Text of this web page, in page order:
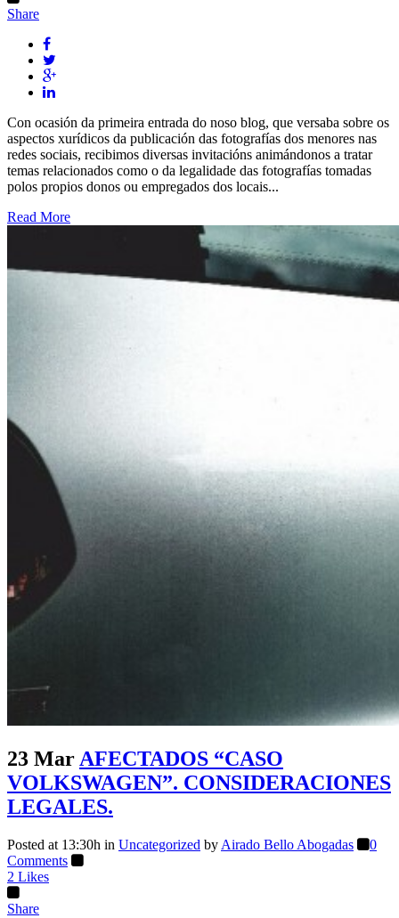
Share
Con ocasión da primeira entrada do noso blog, que versaba sobre os
aspectos xurídicos da publicación das fotografías dos menores nas
redes sociais, recibimos diversas invitacións animándonos a tratar
temas relacionados como o da legalidade das fotografías tomadas
polos propios donos ou empregados dos locais...
Read More
23 Mar AFECTADOS “CASO
VOLKSWAGEN”. CONSIDERACIONES
LEGALES.
Posted at 13:30h in Uncategorized by Airado Bello Abogadas
0
Comments
2 Likes
Share